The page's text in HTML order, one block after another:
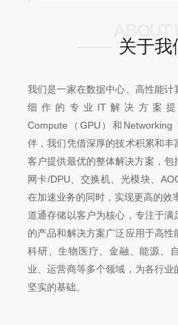
关于我
我们是一家在数据中心、高性能
细作的专业IT解决方案提
Compute（GPU）和
伴，我们凭借深厚的技术积累和丰
客户提供最优的整体解决方案，包
网卡/DPU、交换机、光模块、
在加速业务的同时，实现更高的效
道通存储以客户为核心，专注于满
的产品和解决方案广泛应用于高
科研、生物医疗、金融、能源、
业、运营商等多个领域，为各行
坚实的基础。